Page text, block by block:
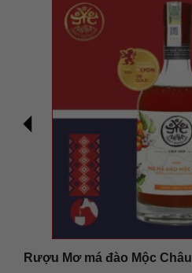
Rượu Mơ má đào Mộc Châu